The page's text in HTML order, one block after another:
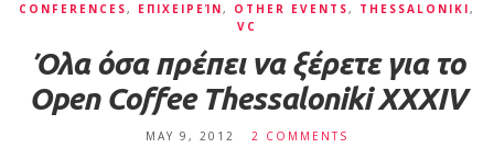
CONFERENCES, ΕΠΙΧΕΙΡΕΊΝ, OTHER EVENTS, THESSALONIKI,
VC
Όλα όσα πρέπει να ξέρετε για το
Open Coffee Thessaloniki XXXIV
MAY 9, 2012 2 COMMENTS